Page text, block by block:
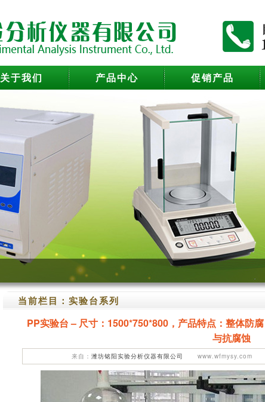
关于我们 产品中心 促销产品
当前栏目： 实验台系列
PP实验台 – 尺寸：1500*750*800，产品特点：整体防
与抗腐蚀
来自： 潍坊铭阳实验分析仪器有限公司 www.wfmysy.com